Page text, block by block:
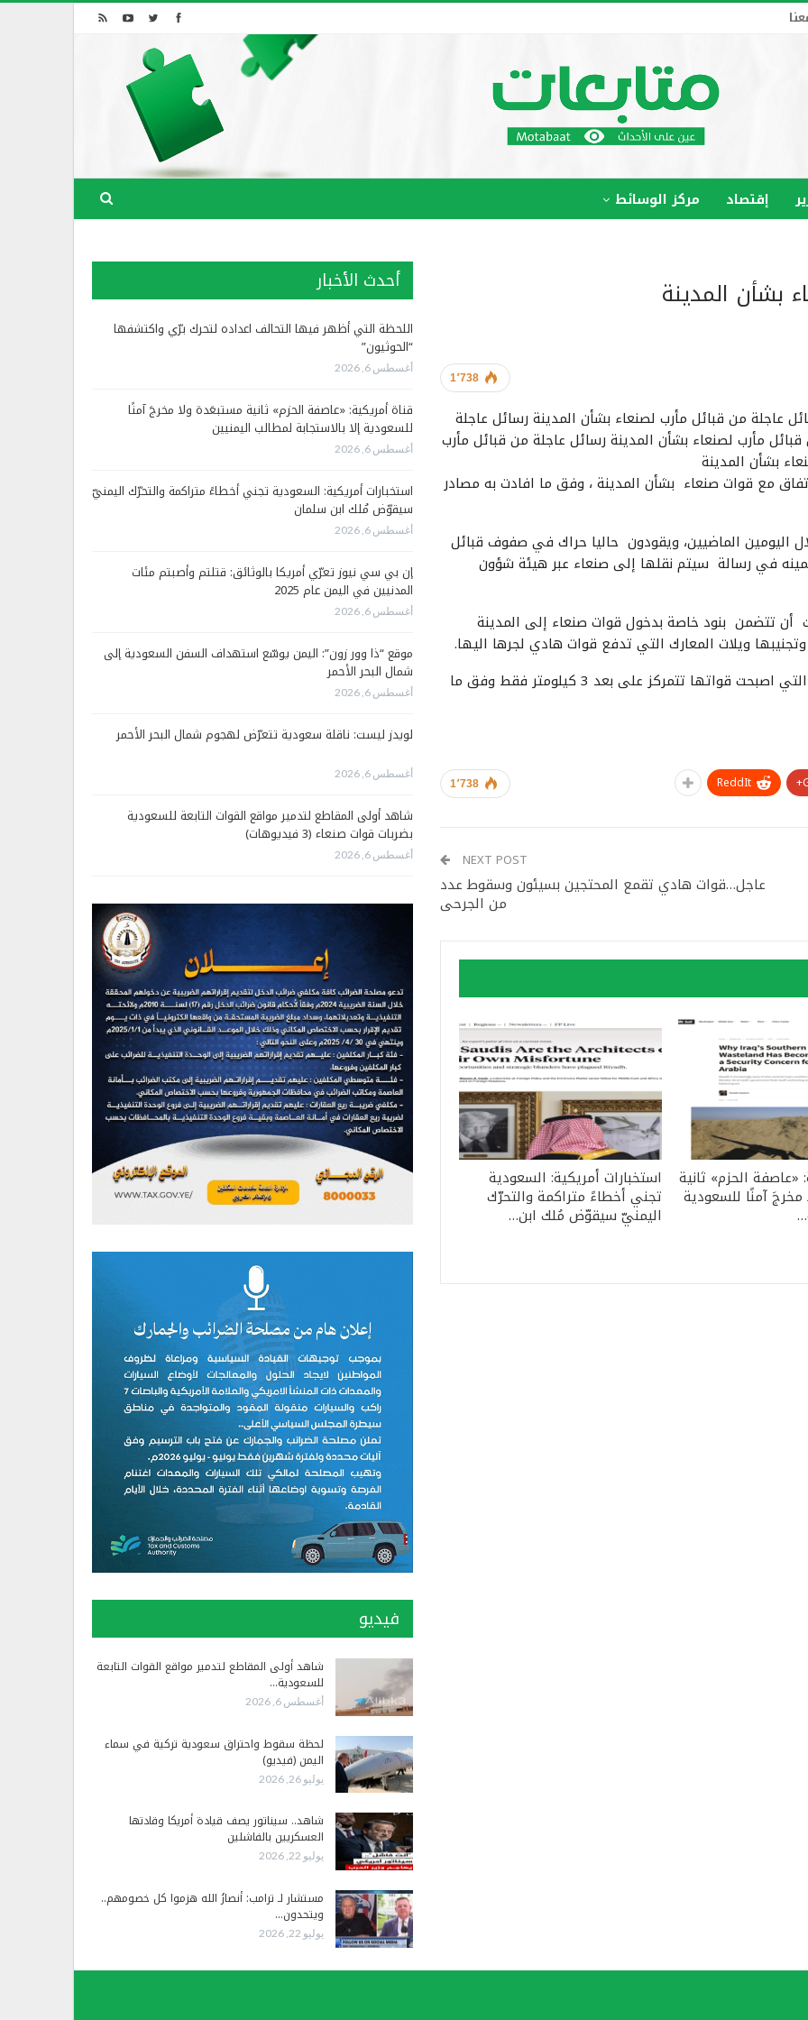
إقتصاد مركز الوسائط
بشأن المدينة
1٬738
عاجلة من قبائل مأرب لصنعاء بشأن المدينة رسائل عاجلة
مأرب لصنعاء بشأن المدينة رسائل عاجلة من قبائل مأرب
بشأن المدينة
مع قوات صنعاء بشأن المدينة ، وفق ما افادت به مصادر
اليومين الماضيين، ويقودون حاليا حراك في صفوف قبائل
في رسالة سيتم نقلها إلى صنعاء عبر هيئة شؤون
تتضمن بنود خاصة بدخول قوات صنعاء إلى المدينة
ويلات المعارك التي تدفع قوات هادي لجرها اليها.
وجاء الحراك القبلي عشية استمرار تقدم قوات صنعاء التي اصبحت قواتها تتمركز على بعد 3 كيلومتر فقط وفق ما
1٬738 ReddIt
NEXT POST
عاجل…قوات هادي تقمع المحتجين بسيئون وسقوط عدد
من الجرحى
«عاصفة الحزم» ثانية
آمنًا للسعودية
استخبارات أمريكية: السعودية
تجني أخطاءً متراكمة والتحرّك
اليمنيّ سيقوّض مُلك ابن…
أحدث الأخبار
اللحظة التي أظهر فيها التحالف اعداده لتحرك برّي واكتشفها
“الحوثيون”
أغسطس 6, 2026
قناة أمريكية: «عاصفة الحزم» ثانية مستبعَدة ولا مخرجَ آمنًا
للسعودية إلا بالاستجابة لمطالب اليمنيين
أغسطس 6, 2026
استخبارات أمريكية: السعودية تجني أخطاءً متراكمة والتحرّك اليمنيّ
سيقوّض مُلك ابن سلمان
أغسطس 6, 2026
إن بي سي نيوز تعرّي أمريكا بالوثائق: قتلتم وأصبتم مئات
المدنيين في اليمن عام 2025
أغسطس 6, 2026
موقع “ذا وور زون”: اليمن يوسّع استهداف السفن السعودية إلى
شمال البحر الأحمر
أغسطس 6, 2026
لويدز ليست: ناقلة سعودية تتعرّض لهجوم شمال البحر الأحمر
أغسطس 6, 2026
شاهد أولى المقاطع لتدمير مواقع القوات التابعة للسعودية
بضربات قوات صنعاء (3 فيديوهات)
أغسطس 6, 2026
فيديو
شاهد أولى المقاطع لتدمير مواقع القوات التابعة
للسعودية…
أغسطس 6, 2026
لحظة سقوط واحتراق سعودية تركية في سماء
اليمن (فيديو)
يوليو 26, 2026
شاهد.. سيناتور يصف قيادة أمريكا وقادتها
العسكريين بالفاشلين
يوليو 22, 2026
مستشار لـ ترامب: أنصارُ الله هزموا كل خصومهم..
ويتحدون…
يوليو 22, 2026